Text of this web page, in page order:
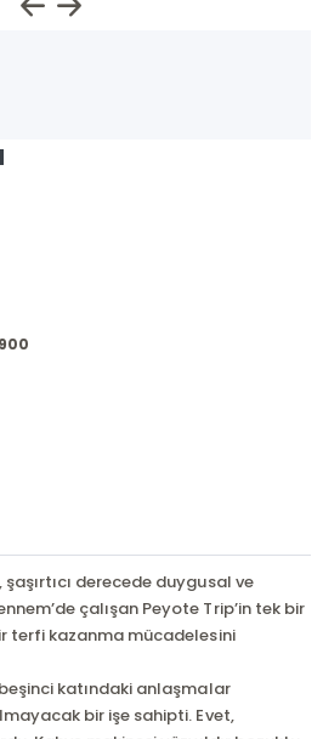
derecede duygusal ve
çalışan Peyote Trip’in tek bir
terfi kazanma mücadelesini
katındaki anlaşmalar
bir işe sahipti. Evet,